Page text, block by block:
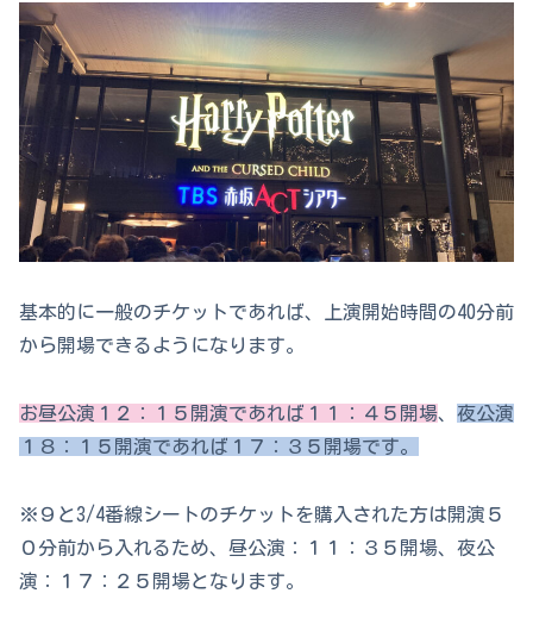
基本的に一般のチケットであれば、上演開始時間の40分前
から開場できるようになります。
お昼公演１２：１５開演であれば１１：４５開場、 夜公演
１８：１５開演であれば１７：３５開場です。
※９と3/4番線シートのチケットを購入された方は開演５
０分前から入れるため、昼公演：１１：３５開場、夜公
演：１７：２５開場となります。